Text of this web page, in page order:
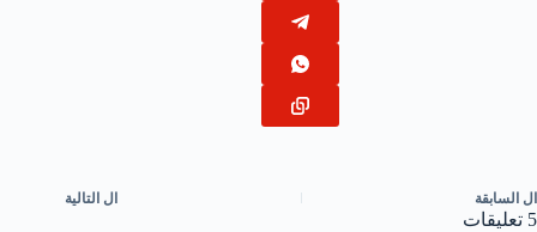
ال السابقة ال التالية
5 تعليقات